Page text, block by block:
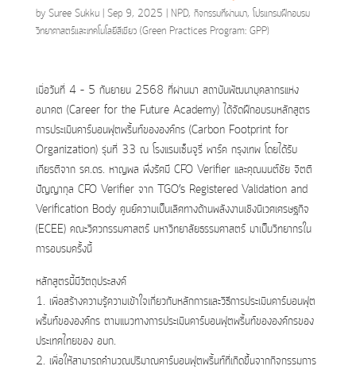
by Suree Sukku| Sep 9, 2025 | NPD, กิจกรรมที่ผ่านมา, โปรแกรมฝึกอบรม
วิทยาศาสตร์และเทคโนโลยีสีเขียว (Green Practices Program: GPP)
เมื่อวันที่ 4 – 5 กันยายน 2568 ที่ผ่านมา สถาบันพัฒนาบุคลากรแห่ง
อนาคต (Career for the Future Academy) ได้จัดฝึกอบรมหลักสูตร
การประเมินคาร์บอนฟุตพริ้นท์ขององค์กร (Carbon Footprint for
Organization) รุ่นที่ 33 ณ โรงแรมเซ็นจูรี่ พาร์ค กรุงเทพ โดยได้รับ
เกียรติจาก รศ.ดร. หาญพล พึ่งรัศมี CFO Verifier และคุณมนต์ชัย จิตติ
ปัญญากุล CFO Verifier จาก TGO’s Registered Validation and
Verification Body ศูนย์ความเป็นเลิศทางด้านพลังงานเชิงนิเวศเศรษฐกิจ
(ECEE) คณะวิศวกรรมศาสตร์ มหาวิทยาลัยธรรมศาสตร์ มาเป็นวิทยากรใน
การอบรมครั้งนี้
หลักสูตรนี้มีวัตถุประสงค์
1. เพื่อสร้างความรู้ความเข้าใจเกี่ยวกับหลักการและวิธีการประเมินคาร์บอนฟุต
พริ้นท์ขององค์กร ตามแนวทางการประเมินคาร์บอนฟุตพริ้นท์ขององค์กรของ
ประเทศไทยของ อบก.
2. เพื่อให้สามารถคำนวณปริมาณคาร์บอนฟุตพริ้นท์ที่เกิดขึ้นจากกิจกรรมการ